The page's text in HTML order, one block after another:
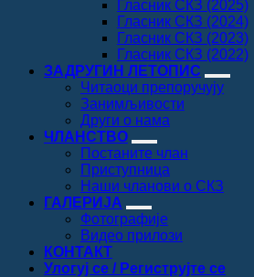
Гласник СКЗ (2025)
Гласник СКЗ (2024)
Гласник СКЗ (2023)
Гласник СКЗ (2022)
ЗАДРУГИН ЛЕТОПИС
Читаоци препоручују
Занимљивости
Други о нама
ЧЛАНСТВО
Постаните члан
Приступница
Наши чланови о СКЗ
ГАЛЕРИЈА
Фотографије
Видео прилози
КОНТАКТ
Улогуј се / Региструјте се